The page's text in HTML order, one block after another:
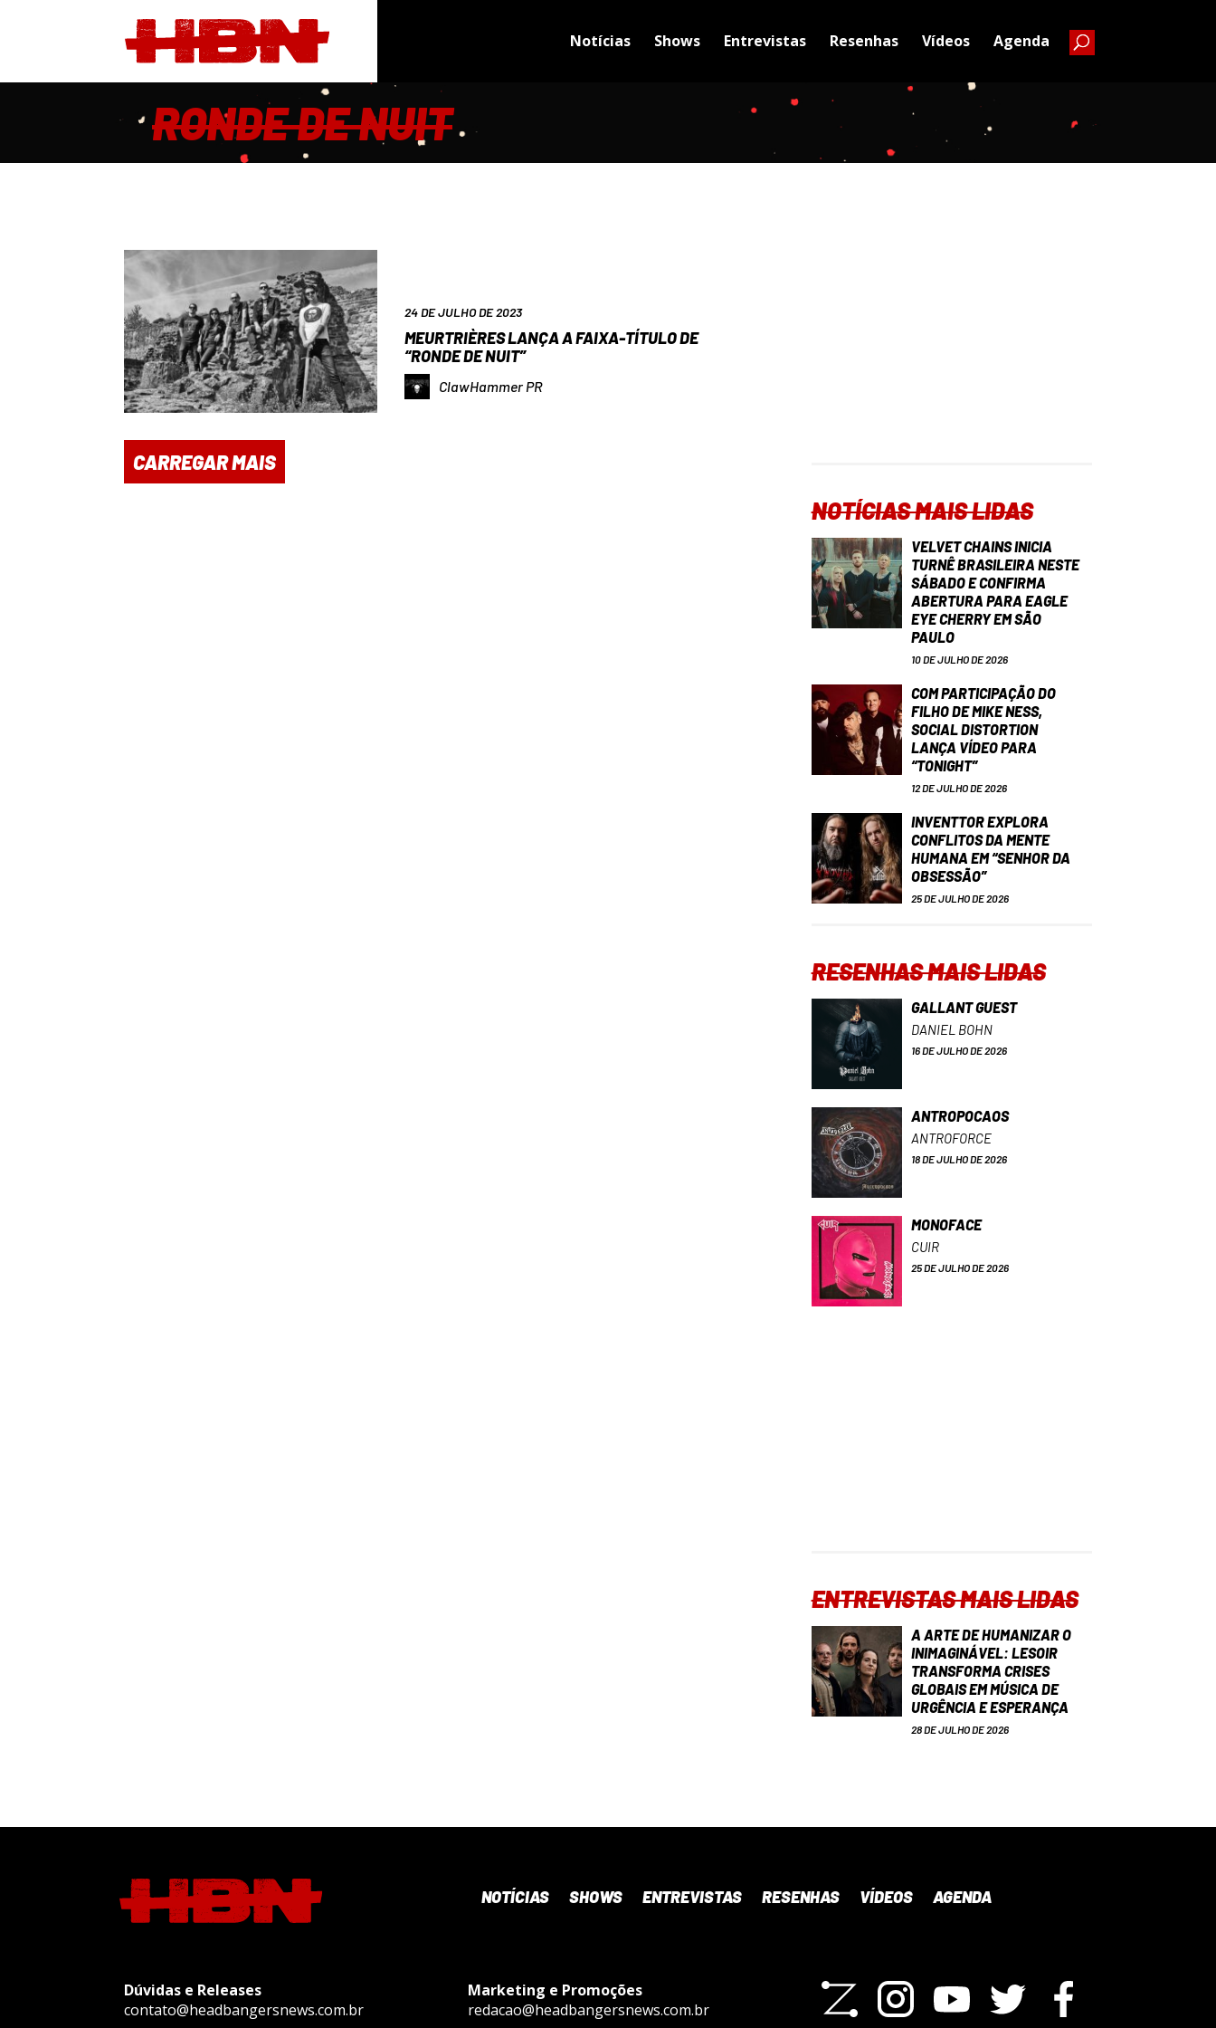
Notícias Shows Entrevistas Resenhas Vídeos Agenda
RONDE DE NUIT
24 DE JULHO DE 2023
MEURTRIÈRES LANÇA A FAIXA-TÍTULO DE
“RONDE DE NUIT”
ClawHammer PR
CARREGAR MAIS
NOTÍCIAS MAIS LIDAS
VELVET CHAINS INICIA
TURNÊ BRASILEIRA NESTE
SÁBADO E CONFIRMA
ABERTURA PARA EAGLE
EYE CHERRY EM SÃO
PAULO
10 DE JULHO DE 2026
COM PARTICIPAÇÃO DO
FILHO DE MIKE NESS,
SOCIAL DISTORTION
LANÇA VÍDEO PARA
“TONIGHT”
12 DE JULHO DE 2026
INVENTTOR EXPLORA
CONFLITOS DA MENTE
HUMANA EM “SENHOR DA
OBSESSÃO”
25 DE JULHO DE 2026
RESENHAS MAIS LIDAS
GALLANT GUEST
DANIEL BOHN
16 DE JULHO DE 2026
ANTROPOCAOS
ANTROFORCE
18 DE JULHO DE 2026
MONOFACE
CUIR
25 DE JULHO DE 2026
ENTREVISTAS MAIS LIDAS
A ARTE DE HUMANIZAR O
INIMAGINÁVEL: LESOIR
TRANSFORMA CRISES
GLOBAIS EM MÚSICA DE
URGÊNCIA E ESPERANÇA
28 DE JULHO DE 2026
NOTÍCIAS SHOWS ENTREVISTAS RESENHAS VÍDEOS AGENDA
Dúvidas e Releases
contato@headbangersnews.com.br
Marketing e Promoções
redacao@headbangersnews.com.br